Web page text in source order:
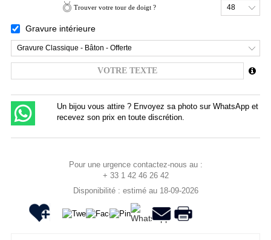
Trouver votre tour de doigt ? 48
Gravure intérieure
Gravure Classique - Bâton - Offerte
Un bijou vous attire ? Envoyez sa photo sur WhatsApp et
recevez son prix en toute discrétion.
Pour une urgence contactez-nous au :
+ 33 1 42 46 26 42
Disponibilité : estimé au 18-09-2026